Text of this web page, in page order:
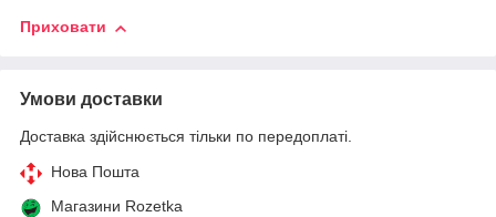
Приховати
Умови доставки
Доставка здійснюється тільки по передоплаті.
Нова Пошта
Магазини Rozetka